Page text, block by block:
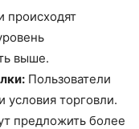
происходят
выше.
Пользователи
условия торговли.
предложить более